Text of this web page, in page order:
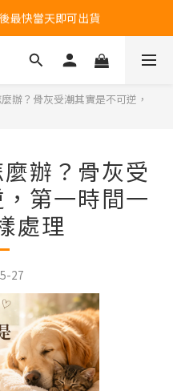
現貨展示中
最快當天即可出貨
貨展示中
辦？骨灰受潮其實是不可逆，
辦？骨灰受
第一時間一
處理
27